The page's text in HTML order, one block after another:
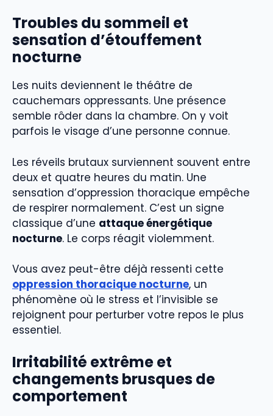
Troubles du sommeil et
sensation d’étouffement
nocturne
Les nuits deviennent le théâtre de
cauchemars oppressants. Une présence
semble rôder dans la chambre. On y voit
parfois le visage d’une personne connue.
Les réveils brutaux surviennent souvent entre
deux et quatre heures du matin. Une
sensation d’oppression thoracique empêche
de respirer normalement. C’est un signe
classique d’une attaque énergétique
nocturne. Le corps réagit violemment.
Vous avez peut-être déjà ressenti cette
oppression thoracique nocturne, un
phénomène où le stress et l’invisible se
rejoignent pour perturber votre repos le plus
essentiel.
Irritabilité extrême et
changements brusques de
comportement